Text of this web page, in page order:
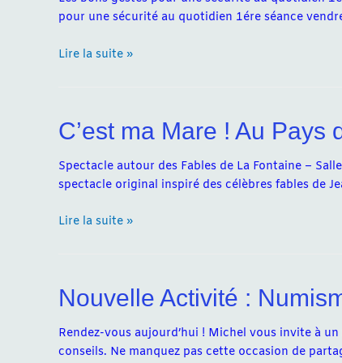
pour une sécurité au quotidien 1ére séance
Nouvel
Lire la suite »
C’est ma Mare ! Au
Spectacle autour des Fables de La Fontaine –
spectacle original inspiré des célèbres fables de
C’est
Au
des
Fables
Lire la suite »
Nouvelle Activité :
Rendez-vous aujourd’hui ! Michel vous invite à
conseils. Ne manquez pas cette occasion de